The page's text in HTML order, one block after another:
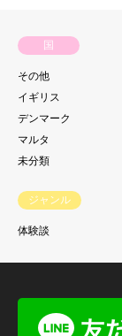
国
その他
イギリス
デンマーク
マルタ
未分類
ジャンル
体験談